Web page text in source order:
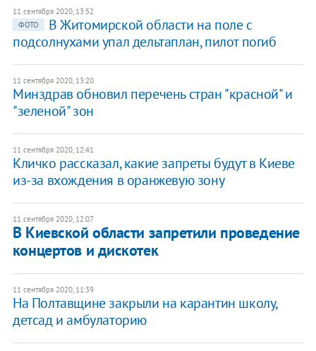
11 сентября 2020, 13:52
ФОТО
В Житомирской области на поле с
подсолнухами упал дельтаплан, пилот погиб
11 сентября 2020, 13:20
Минздрав обновил перечень стран "красной" и
"зеленой" зон
11 сентября 2020, 12:41
Кличко рассказал, какие запреты будут в Киеве
из-за вхождения в оранжевую зону
11 сентября 2020, 12:07
В Киевской области запретили проведение
концертов и дискотек
11 сентября 2020, 11:39
На Полтавщине закрыли на карантин школу,
детсад и амбулаторию